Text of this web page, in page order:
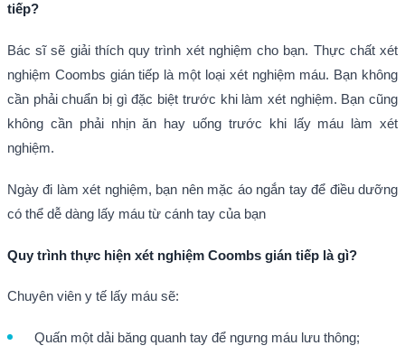
tiếp?
Bác sĩ sẽ giải thích quy trình xét nghiệm cho bạn. Thực chất xét
nghiệm Coombs gián tiếp là một loại xét nghiệm máu. Bạn không
cần phải chuẩn bị gì đặc biệt trước khi làm xét nghiệm. Bạn cũng
không cần phải nhịn ăn hay uống trước khi lấy máu làm xét
nghiệm.
Ngày đi làm xét nghiệm, bạn nên mặc áo ngắn tay để điều dưỡng
có thể dễ dàng lấy máu từ cánh tay của bạn
Quy trình thực hiện xét nghiệm Coombs gián tiếp là gì?
Chuyên viên y tế lấy máu sẽ:
Quấn một dải băng quanh tay để ngưng máu lưu thông;